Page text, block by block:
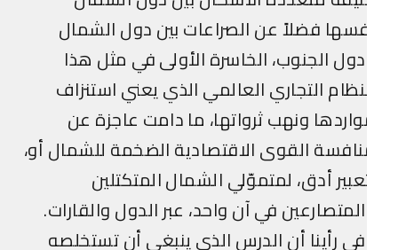
فضلاً عن الصراعات بين دول الشمال
الجنوب، الخاسرة الأولى في مثل هذا
التجاري العالمي الذي يعني استنزاف
ونهب ثرواتها، ما دامت عاجزة عن
القوى الاقتصادية الضخمة للشمال أو،
أدق، لمتموّلي الشمال المتكتلين
في آن واحد، عبر الدول والقارات.
رأينا أن الدرس الذي ينبغي أن تستخلصه